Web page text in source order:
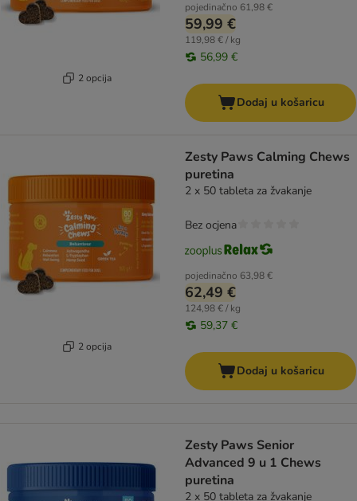
2 opcija
pojedinačno 61,98 €
59,99 €
119,98 € / kg
56,99 €
Dodaj u košaricu
2 opcija
Zesty Paws Calming Chews
puretina
2 x 50 tableta za žvakanje
pojedinačno 63,98 €
62,49 €
124,98 € / kg
59,37 €
Bez ocjena
Dodaj u košaricu
Zesty Paws Senior
Advanced 9 u 1 Chews
puretina
2 x 50 tableta za žvakanje